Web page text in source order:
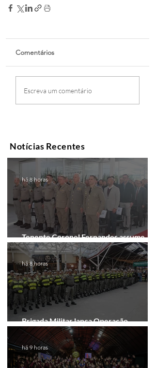
Comentários
Escreva um comentário
Notícias Recentes
Tenente Coronel Fernandes assume
comando do 41º BPM em Gramado
há 8 horas
Brigada Militar lança Operação
Convergência na Região das Hortênsias
há 8 horas
há 9 horas